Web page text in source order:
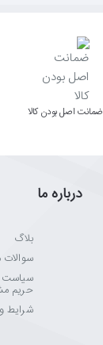
ﺿﻤﺎﻧﺖ اﺻﻞ ﺑﻮدن ﮐﺎﻟﺎ
درباره ما
بلاگ
سوالات
حریم
شرایط